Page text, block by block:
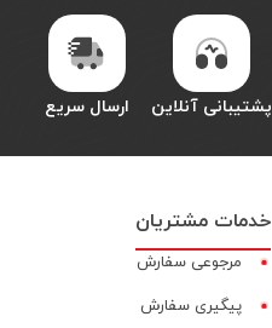
پشتیبانی آنلاین ارسال سریع
خدمات مشتریان
مرجوعی سفارش
پیگیری سفارش